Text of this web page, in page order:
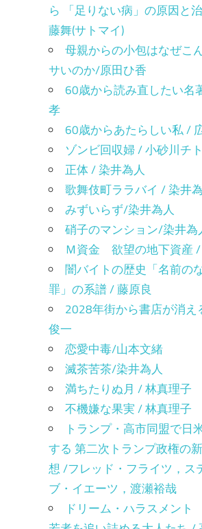
ら 「足りない病」の原因と
藤舞(サトマイ)
母親からの小包はなぜこ
サいのか/原田ひ香
60歳から読み直したい名
孝
60歳からあたらしい私 /
ゾンビ回収婦 / 小砂川チト
正体 / 染井為人
歌舞伎町ララバイ / 染井
みずいらず/染井為人
硝子のマンション/染井為
Ｍ資金 欲望の地下資産 /
闇バイトの歴史「名前の
罪」の系譜 / 藤原良
2028年街から書店が消え
俊一
恋愛中毒/山本文緒
滅茶苦茶/染井為人
満ちたりぬ月 / 林真理子
不機嫌な果実 / 林真理子
トランプ・高市同盟で日
する 第二次トランプ政権の
想 /フレッド・フライツ，ス
ブ・イエーツ，渡瀬裕哉
ドリーム・ハラスメント